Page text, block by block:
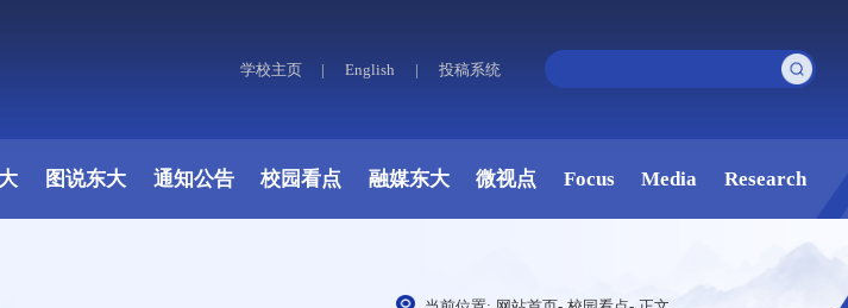
学校主页 | English | 投稿系统
图说东大 通知公告 校园看点 融媒东大 微视点 Focus Media Research